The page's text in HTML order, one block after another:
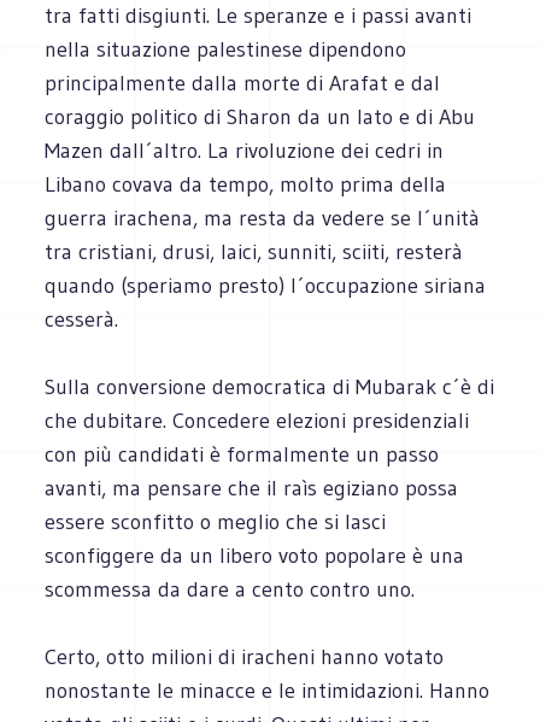
tra fatti disgiunti. Le speranze e i passi avanti
nella situazione palestinese dipendono
principalmente dalla morte di Arafat e dal
coraggio politico di Sharon da un lato e di Abu
Mazen dall´altro. La rivoluzione dei cedri in
Libano covava da tempo, molto prima della
guerra irachena, ma resta da vedere se l´unità
tra cristiani, drusi, laici, sunniti, sciiti, resterà
quando (speriamo presto) l´occupazione siriana
cesserà.
Sulla conversione democratica di Mubarak c´è di
che dubitare. Concedere elezioni presidenziali
con più candidati è formalmente un passo
avanti, ma pensare che il raìs egiziano possa
essere sconfitto o meglio che si lasci
sconfiggere da un libero voto popolare è una
scommessa da dare a cento contro uno.
Certo, otto milioni di iracheni hanno votato
nonostante le minacce e le intimidazioni. Hanno